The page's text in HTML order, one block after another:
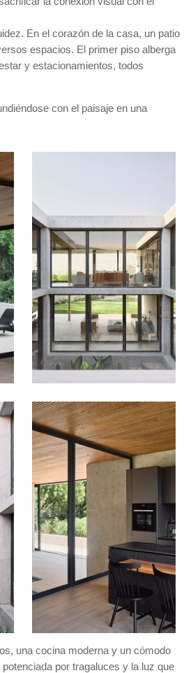
En el corazón de la casa, un patio
espacios. El primer piso alberga
y estacionamientos, todos
con el paisaje en una
una cocina moderna y un cómodo
por tragaluces y la luz que